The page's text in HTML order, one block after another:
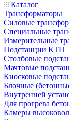
Каталог
Трансформаторы
Силовые
Специальные
Измерительные
Подстанции КТП
Столбовые
Мачтовые
Киосковые
Блочные
Внутренней
Для прогрева
Камеры